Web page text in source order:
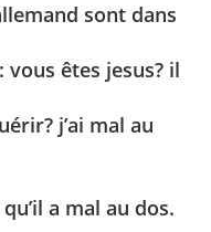
sont dans
vous êtes jesus? il
j’ai mal au
a mal au dos.